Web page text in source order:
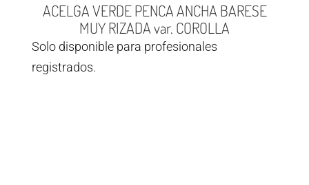
ACELGA VERDE PENCA ANCHA BARESE
MUY RIZADA var. COROLLA
Solo disponible para profesionales
registrados.